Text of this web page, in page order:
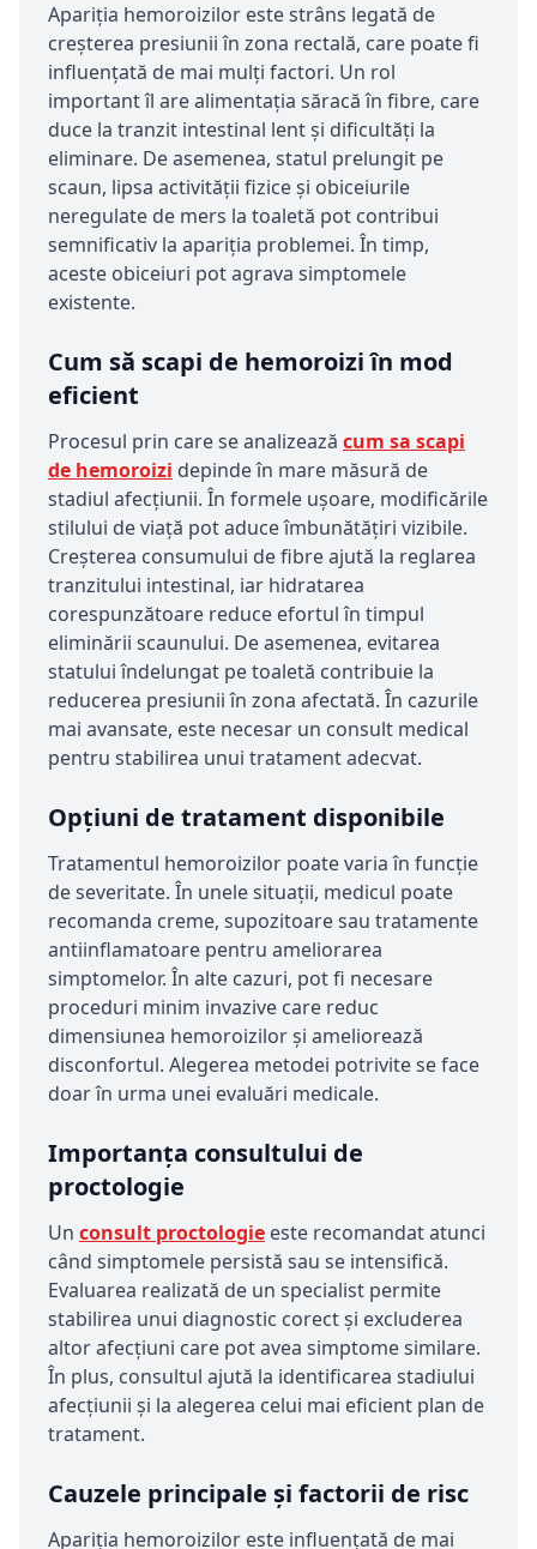
Apariția hemoroizilor este strâns legată de
creșterea presiunii în zona rectală, care poate fi
influențată de mai mulți factori. Un rol
important îl are alimentația săracă în fibre, care
duce la tranzit intestinal lent și dificultăți la
eliminare. De asemenea, statul prelungit pe
scaun, lipsa activității fizice și obiceiurile
neregulate de mers la toaletă pot contribui
semnificativ la apariția problemei. În timp,
aceste obiceiuri pot agrava simptomele
existente.
Cum să scapi de hemoroizi în mod
eficient
Procesul prin care se analizează cum sa scapi
de hemoroizi depinde în mare măsură de
stadiul afecțiunii. În formele ușoare, modificările
stilului de viață pot aduce îmbunătățiri vizibile.
Creșterea consumului de fibre ajută la reglarea
tranzitului intestinal, iar hidratarea
corespunzătoare reduce efortul în timpul
eliminării scaunului. De asemenea, evitarea
statului îndelungat pe toaletă contribuie la
reducerea presiunii în zona afectată. În cazurile
mai avansate, este necesar un consult medical
pentru stabilirea unui tratament adecvat.
Opțiuni de tratament disponibile
Tratamentul hemoroizilor poate varia în funcție
de severitate. În unele situații, medicul poate
recomanda creme, supozitoare sau tratamente
antiinflamatoare pentru ameliorarea
simptomelor. În alte cazuri, pot fi necesare
proceduri minim invazive care reduc
dimensiunea hemoroizilor și ameliorează
disconfortul. Alegerea metodei potrivite se face
doar în urma unei evaluări medicale.
Importanța consultului de
proctologie
Un consult proctologie este recomandat atunci
când simptomele persistă sau se intensifică.
Evaluarea realizată de un specialist permite
stabilirea unui diagnostic corect și excluderea
altor afecțiuni care pot avea simptome similare.
În plus, consultul ajută la identificarea stadiului
afecțiunii și la alegerea celui mai eficient plan de
tratament.
Cauzele principale și factorii de risc
Apariția hemoroizilor este influențată de mai